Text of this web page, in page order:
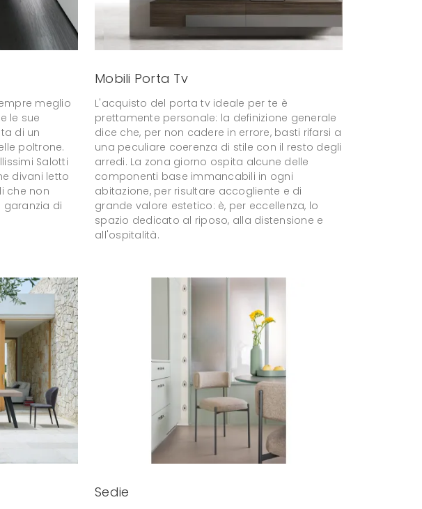
meglio
le sue
di un
poltrone.
Salotti
divani letto
che non
di
Mobili Porta Tv
L'acquisto del porta tv ideale per te è
prettamente personale: la definizione generale
dice che, per non cadere in errore, basti rifarsi a
una peculiare coerenza di stile con il resto degli
arredi. La zona giorno ospita alcune delle
componenti base immancabili in ogni
abitazione, per risultare accogliente e di
grande valore estetico: è, per eccellenza, lo
spazio dedicato al riposo, alla distensione e
all'ospitalità.
Sedie